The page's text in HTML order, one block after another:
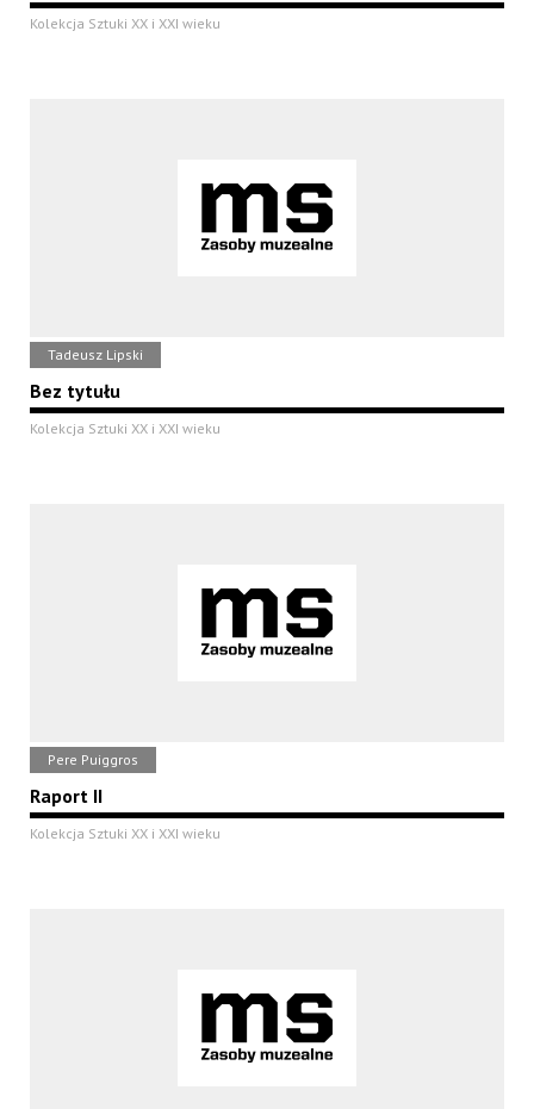
Kolekcja Sztuki XX i XXI wieku
Tadeusz Lipski
Bez tytułu
Kolekcja Sztuki XX i XXI wieku
Pere Puiggros
Raport II
Kolekcja Sztuki XX i XXI wieku